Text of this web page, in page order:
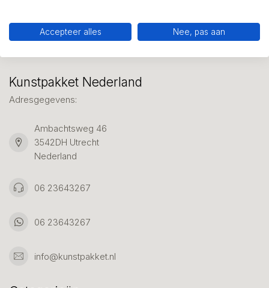
Kunstpakket Nederland
Adresgegevens:
Ambachtsweg 46
3542DH Utrecht
Nederland
06 23643267
06 23643267
info@kunstpakket.nl
Accepteer alles Nee, pas aan